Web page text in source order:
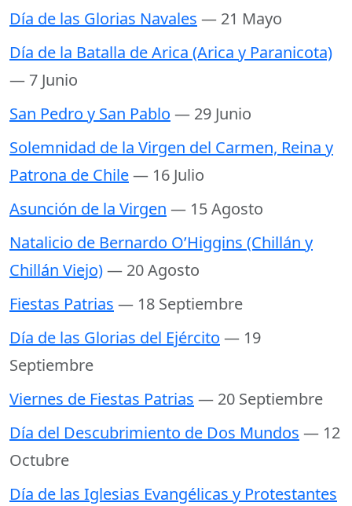
Día de las Glorias Navales — 21 Mayo
Día de la Batalla de Arica (Arica y Paranicota)
— 7 Junio
San Pedro y San Pablo — 29 Junio
Solemnidad de la Virgen del Carmen, Reina y
Patrona de Chile— 16 Julio
Asunción de la Virgen — 15 Agosto
Natalicio de Bernardo O’Higgins (Chillán y
Chillán Viejo)— 20 Agosto
Fiestas Patrias — 18 Septiembre
Día de las Glorias del Ejército — 19
Septiembre
Viernes de Fiestas Patrias — 20 Septiembre
Día del Descubrimiento de Dos Mundos — 12
Octubre
Día de las Iglesias Evangélicas y Protestantes